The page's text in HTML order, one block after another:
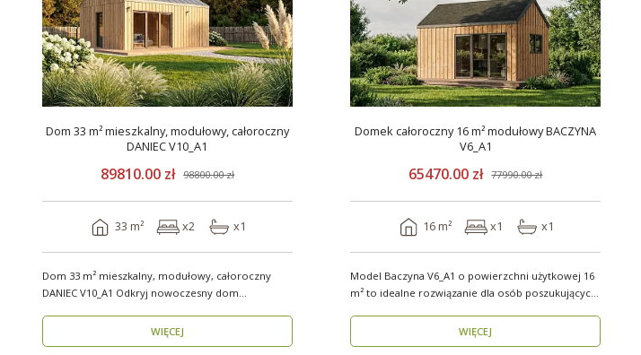
Dom 33 m² mieszkalny, modułowy, całoroczny
DANIEC V10_A1
89810.00 zł 98800.00 zł
33 m² x2 x1
Dom 33 m² mieszkalny, modułowy, całoroczny
DANIEC V10_A1 Odkryj nowoczesny dom
WIĘCEJ
Domek całoroczny 16 m² modułowy BACZYNA
V6_A1
65470.00 zł 77990.00 zł
16 m² x1 x1
Model Baczyna V6_A1 o powierzchni użytkowej 16
m² to idealne rozwiązanie dla osób poszukujących
WIĘCEJ